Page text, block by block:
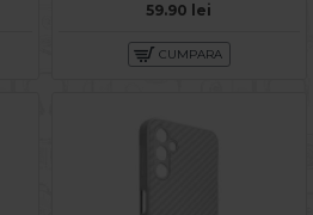
59.90 lei
CUMPARA